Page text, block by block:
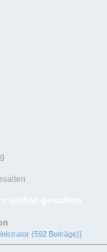
(592 Beiträge)]